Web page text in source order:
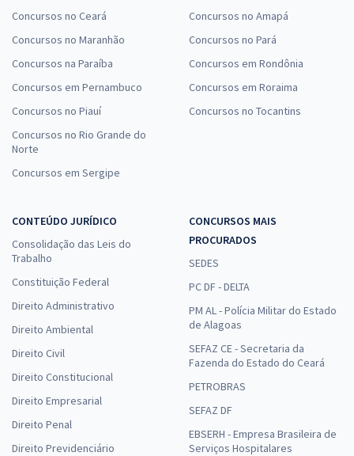
Concursos no Ceará
Concursos no Maranhão
Concursos na Paraíba
Concursos em Pernambuco
Concursos no Piauí
Concursos no Rio Grande do
Norte
Concursos em Sergipe
Concursos no Amapá
Concursos no Pará
Concursos em Rondônia
Concursos em Roraima
Concursos no Tocantins
CONTEÚDO JURÍDICO
Consolidação das Leis do
Trabalho
Constituição Federal
Direito Administrativo
Direito Ambiental
Direito Civil
Direito Constitucional
Direito Empresarial
Direito Penal
Direito Previdenciário
CONCURSOS MAIS
PROCURADOS
SEDES
PC DF - DELTA
PM AL - Polícia Militar do Estado
de Alagoas
SEFAZ CE - Secretaria da
Fazenda do Estado do Ceará
PETROBRAS
SEFAZ DF
EBSERH - Empresa Brasileira de
Serviços Hospitalares